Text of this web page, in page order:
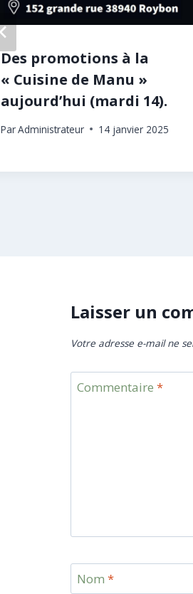
Des promotions à la
« Cuisine de Manu »
aujourd’hui (mardi 14).
ParAdministrateur 14 janvier 2025
Laisser un
Votre adresse e-mail ne
Commentaire *
Nom *